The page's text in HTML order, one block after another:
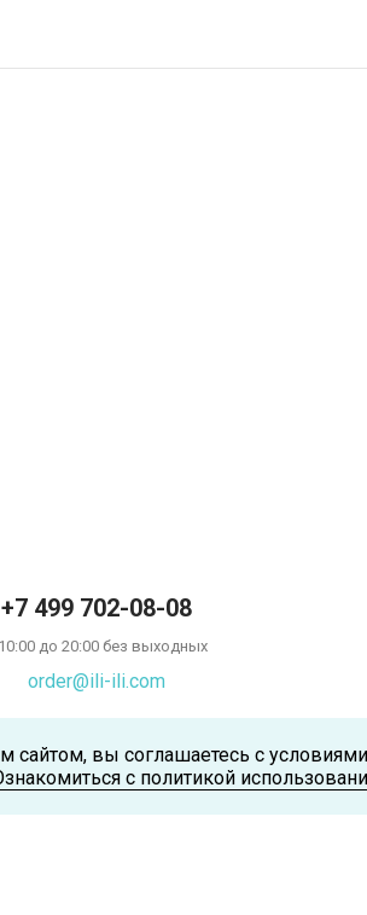
+7 499 702-08-08
до 20:00 без выходных
order@ili-ili.com
вы соглашаетесь с
с политикой